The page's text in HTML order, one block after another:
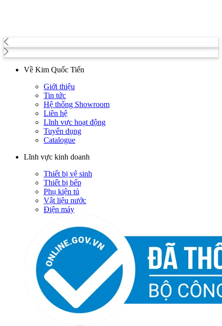
Về Kim Quốc Tiến
Giới thiệu
Tin tức
Hệ thống Showroom
Liên hệ
Lĩnh vực hoạt động
Tuyển dụng
Catalogue
Lĩnh vực kinh doanh
Thiết bị vệ sinh
Thiết bị bếp
Phụ kiện tủ
Vật liệu nước
Điện máy